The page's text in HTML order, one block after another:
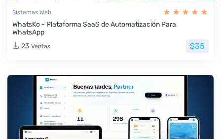
Sistemas Web
WhatsKo - Plataforma SaaS de Automatización Para
WhatsApp
23 Ventas $35